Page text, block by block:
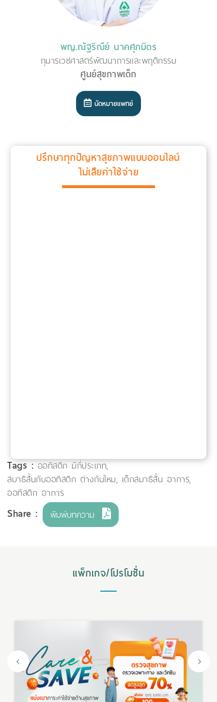
พญ.ณัฐริณีย์ นาคศุภมิตร
กุมารเวชศาสตร์พัฒนาการและพฤติกรรม
ศูนย์สุขภาพเด็ก
นัดหมายแพทย์
ปรึกษาทุกปัญหาสุขภาพแบบออนไลน์
ไม่เสียค่าใช้จ่าย
Tags :ออทิสติก มีกี่ประเภท,
สมาธิสั้นกับออทิสติก ต่างกันไหม, เด็กสมาธิสั้น อาการ,
ออทิสติก อาการ
Share : พิมพ์บทความ
แพ็กเกจ/โปรโมชั่น